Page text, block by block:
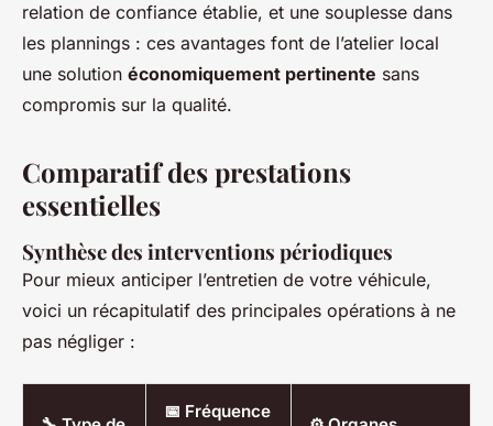
relation de confiance établie, et une souplesse dans
les plannings : ces avantages font de l’atelier local
une solution économiquement pertinente sans
compromis sur la qualité.
Comparatif des prestations
essentielles
Synthèse des interventions périodiques
Pour mieux anticiper l’entretien de votre véhicule,
voici un récapitulatif des principales opérations à ne
pas négliger :
📅 Fréquence